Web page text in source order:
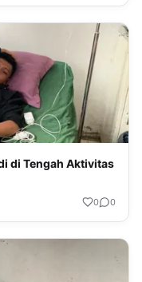
di Tengah Aktivitas
0 0